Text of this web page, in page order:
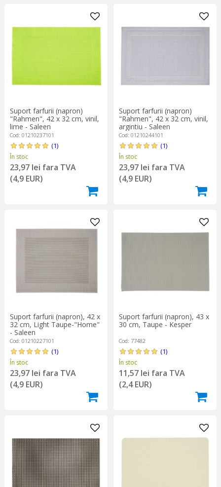
Suport farfurii (napron)
"Rahmen", 42 x 32 cm, vinil,
lime - Saleen
Cod: 01210237101
(1)
În stoc
23,97 lei fara TVA
(4,9 EUR)
Suport farfurii (napron)
"Rahmen", 42 x 32 cm, vinil,
argintiu - Saleen
Cod: 01210244101
(1)
În stoc
23,97 lei fara TVA
(4,9 EUR)
Suport farfurii (napron), 42 x
32 cm, Light Taupe-"Home"
- Saleen
Cod: 01210227101
(1)
În stoc
23,97 lei fara TVA
(4,9 EUR)
Suport farfurii (napron), 43 x
30 cm, Taupe - Kesper
Cod: 77482
(1)
În stoc
11,57 lei fara TVA
(2,4 EUR)